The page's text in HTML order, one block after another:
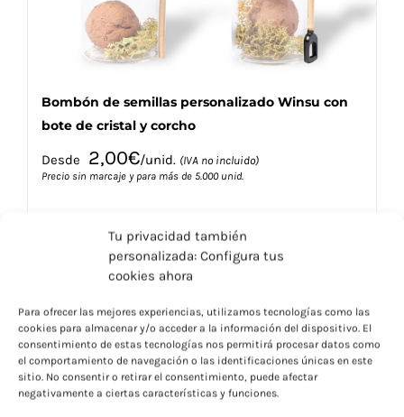
Tu privacidad también
personalizada: Configura tus
cookies ahora
Para ofrecer las mejores experiencias, utilizamos tecnologías como las
cookies para almacenar y/o acceder a la información del dispositivo. El
consentimiento de estas tecnologías nos permitirá procesar datos como
el comportamiento de navegación o las identificaciones únicas en este
sitio. No consentir o retirar el consentimiento, puede afectar
negativamente a ciertas características y funciones.
página
producto
Bombón de semillas personalizado Winsu con
bote de cristal y corcho
Desde 2,00€/unid. (IVA no incluido)
Precio sin marcaje y para más de 5.000 unid.
producto
tiene
múltiples
variantes.
Las